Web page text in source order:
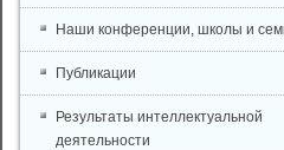
Наши конференции, школы и
Публикации
Результаты интеллектуальной
деятельности